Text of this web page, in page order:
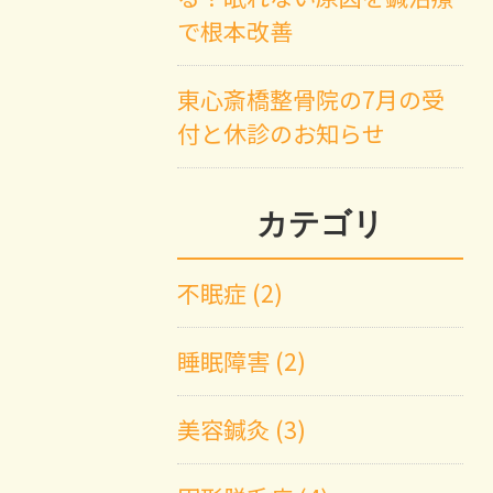
で根本改善
東心斎橋整骨院の7月の受
付と休診のお知らせ
カテゴリ
不眠症 (2)
睡眠障害 (2)
美容鍼灸 (3)